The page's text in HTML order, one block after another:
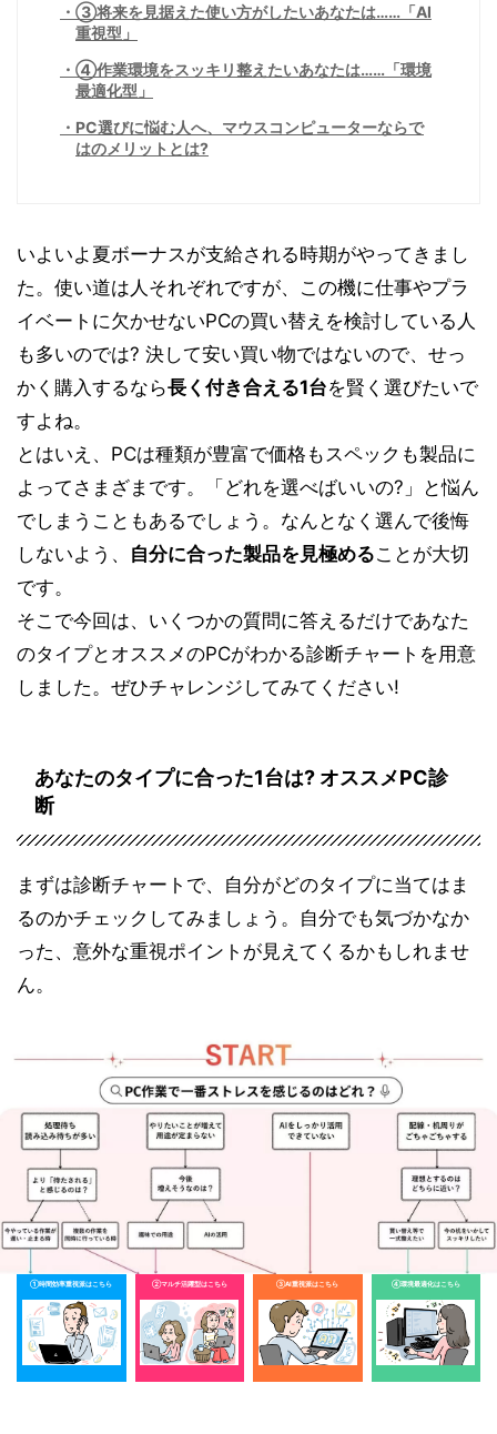
③将来を見据えた使い方がしたいあなたは……「AI
重視型」
④作業環境をスッキリ整えたいあなたは……「環境
最適化型」
PC選びに悩む人へ、マウスコンピューターならで
はのメリットとは?
いよいよ夏ボーナスが支給される時期がやってきまし
た。使い道は人それぞれですが、この機に仕事やプラ
イベートに欠かせないPCの買い替えを検討している人
も多いのでは? 決して安い買い物ではないので、せっ
かく購入するなら長く付き合える1台を賢く選びたいで
すよね。
とはいえ、PCは種類が豊富で価格もスペックも製品に
よってさまざまです。「どれを選べばいいの?」と悩ん
でしまうこともあるでしょう。なんとなく選んで後悔
しないよう、 自分に合った製品を見極めることが大切
です。
そこで今回は、いくつかの質問に答えるだけであなた
のタイプとオススメのPCがわかる診断チャートを用意
しました。ぜひチャレンジしてみてください!
あなたのタイプに合った1台は? オススメPC診
断
まずは診断チャートで、自分がどのタイプに当てはま
るのかチェックしてみましょう。自分でも気づかなか
った、意外な重視ポイントが見えてくるかもしれませ
ん。
①時間効率重視派はこちら ②マルチ活躍型はこちら ③AI重視派はこちら ④環境最適化はこちら